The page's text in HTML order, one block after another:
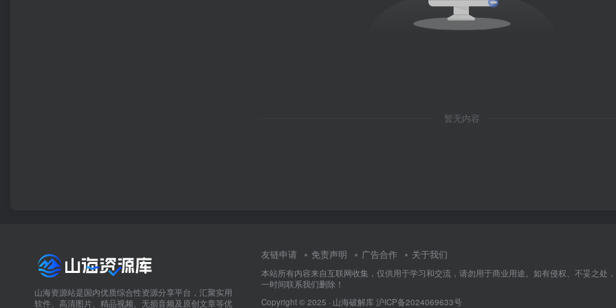
暂无内容
山海资源站是国内优质综合性资源分享平台，汇聚实用
软件、高清图片、精品视频、无损音频及原创文章等优
友链申请 免责声明 广告合作 关于我们
本站所有内容来自互联网收集，仅供用于学习和交流，请勿用于商业用途。如有侵权、不妥之处
一时间联系我们删除！
Copyright © 2025 · 山海破解库沪ICP备2024069633号